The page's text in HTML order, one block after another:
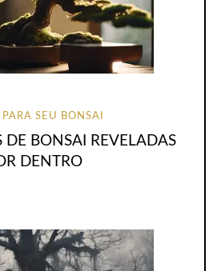
SEU BONSAI
DE BONSAI REVELADAS
DENTRO